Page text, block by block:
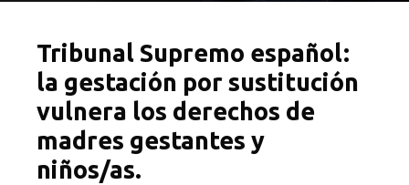
Tribunal Supremo español:
la gestación por sustitución
vulnera los derechos de
madres gestantes y
niños/as.